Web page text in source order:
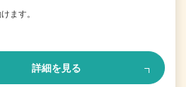
ます。
詳細を見る